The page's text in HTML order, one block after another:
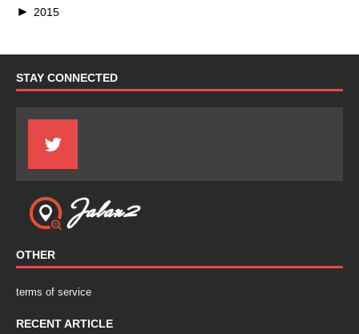
► 2015
STAY CONNECTED
OTHER
terms of service
RECENT ARTICLE